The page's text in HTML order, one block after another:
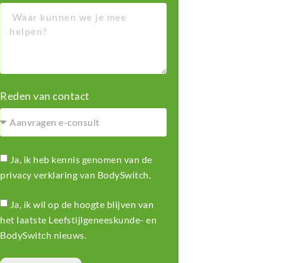
Reden van contact
Ja, ik heb kennis genomen van de
privacy verklaring van BodySwitch.
Ja, ik wil op de hoogte blijven van
het laatste Leefstijlgeneeskunde- en
BodySwitch nieuws.